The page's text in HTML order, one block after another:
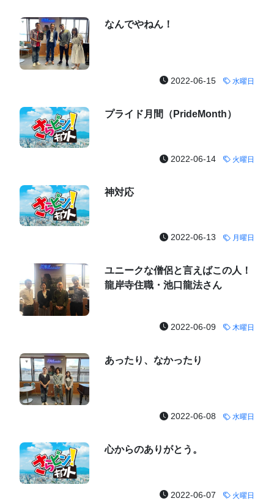
なんでやねん！
2022-06-15 水曜日
プライド月間（PrideMonth）
2022-06-14 火曜日
神対応
2022-06-13 月曜日
ユニークな僧侶と言えばこの人！
龍岸寺住職・池口龍法さん
2022-06-09 木曜日
あったり、なかったり
2022-06-08 水曜日
心からのありがとう。
2022-06-07 火曜日